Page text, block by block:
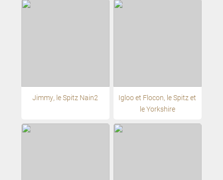
Jimmy, le Spitz Nain2
Igloo et Flocon, le Spitz et
le Yorkshire